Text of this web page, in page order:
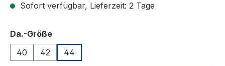
Sofort verfügbar, Lieferzeit: 2 Tage
Da.-Größeauswählen
40
42 44